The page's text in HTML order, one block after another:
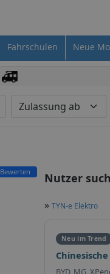
Fahrschulen Neue
Nutzer
» TYN-e Elektro
Neu im Trend
BYD, MG,
Bewerten